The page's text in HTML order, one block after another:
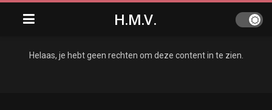
H.M.V.
Helaas, je hebt geen rechten om deze content in te zien.